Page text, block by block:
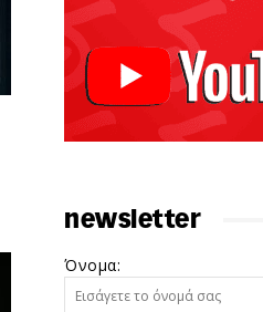
newsletter
Όνομα: